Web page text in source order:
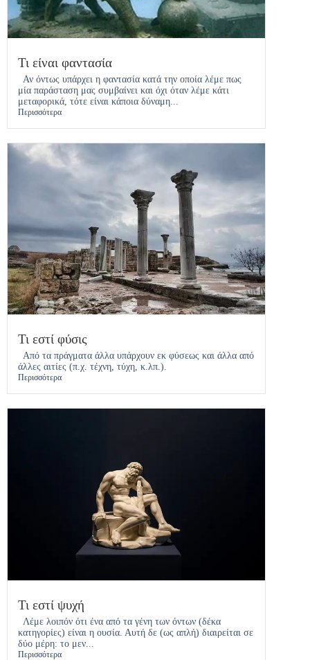
Τι είναι φαντασία
Αν όντως υπάρχει η φαντασία κατά την οποία λέμε πως
μία παράσταση μας συμβαίνει και όχι όταν λέμε κάτι
μεταφορικά, τότε είναι κάποια δύναμη...
Περισσότερα
Τι εστί φύσις
Από τα πράγματα άλλα υπάρχουν εκ φύσεως και άλλα από
άλλες αιτίες (π.χ. τέχνη, τύχη, κ.λπ.).
Περισσότερα
Τι εστί ψυχή
Λέμε λοιπόν ότι ένα από τα γένη των όντων (δέκα
κατηγορίες) είναι η ουσία. Αυτή δε (ως απλή) διαιρείται σε
δύο μέρη: το μεν...
Περισσότερα